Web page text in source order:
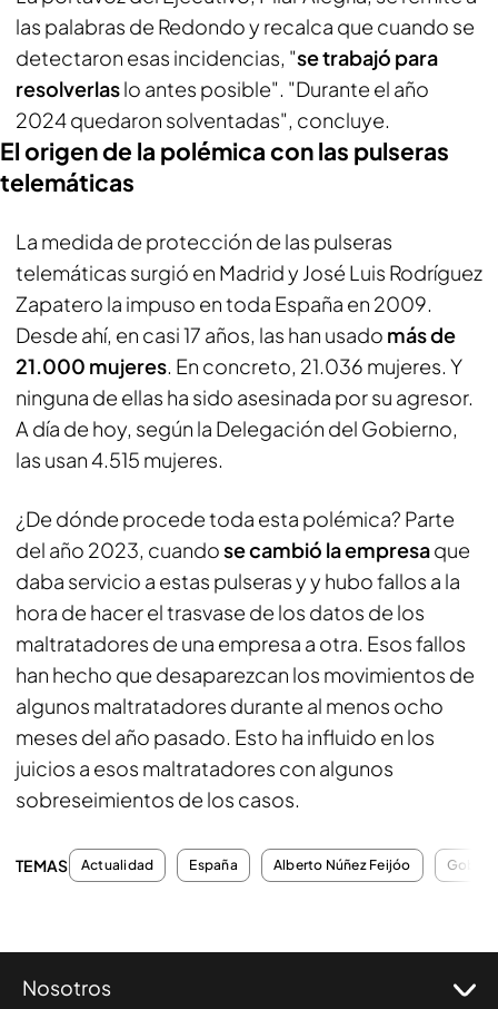
las palabras de Redondo y recalca que cuando se
detectaron esas incidencias, "se trabajó para
resolverlaslo antes posible". "Durante el año
2024 quedaron solventadas", concluye.
El origen de la polémica con las pulseras
telemáticas
La medida de protección de las pulseras
telemáticas surgió en Madrid y José Luis Rodríguez
Zapatero la impuso en toda España en 2009.
Desde ahí, en casi 17 años, las han usado más de
21.000 mujeres. En concreto, 21.036 mujeres. Y
ninguna de ellas ha sido asesinada por su agresor.
A día de hoy, según la Delegación del Gobierno,
las usan 4.515 mujeres.
¿De dónde procede toda esta polémica? Parte
del año 2023, cuandose cambió la empresaque
daba servicio a estas pulseras y y hubo fallos a la
hora de hacer el trasvase de los datos de los
maltratadores de una empresa a otra. Esos fallos
han hecho que desaparezcan los movimientos de
algunos maltratadores durante al menos ocho
meses del año pasado. Esto ha influido en los
juicios a esos maltratadores con algunos
sobreseimientos de los casos.
TEMAS Actualidad España Alberto Núñez Feijóo
Nosotros